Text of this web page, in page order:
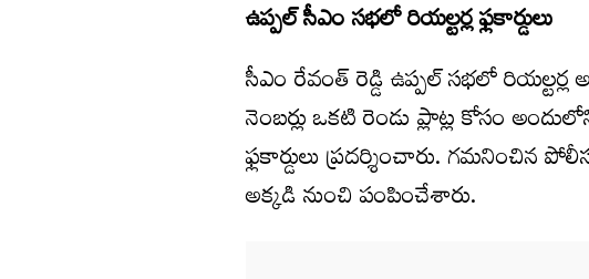
ఉప్పల్ సీఎం సభలో రియల్టర్ల ఫ్లకార్డులు
సీఎం రేవంత్ రెడ్డి ఉప్పల్ సభలో
నెంబర్లు ఒకటి రెండు ప్లాట్ల కోసం
ఫ్లకార్డులు ప్రదర్శించారు. గమనించిన
అక్కడి నుంచి పంపించేశారు.